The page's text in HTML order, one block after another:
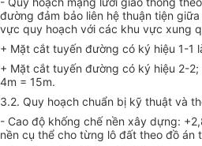
đường đảm bảo liên hệ thuận tiện
vực quy hoạch với các khu vực xung
+ Mặt cắt tuyến đường có ký hiệu 1-1
+ Mặt cắt tuyến đường có ký hiệu 2-
4m = 15m.
3.2. Quy hoạch chuẩn bị kỹ thuật và
- Cao độ khống chế nền xây dựng:
nền cụ thể cho từng lô đất theo đồ án